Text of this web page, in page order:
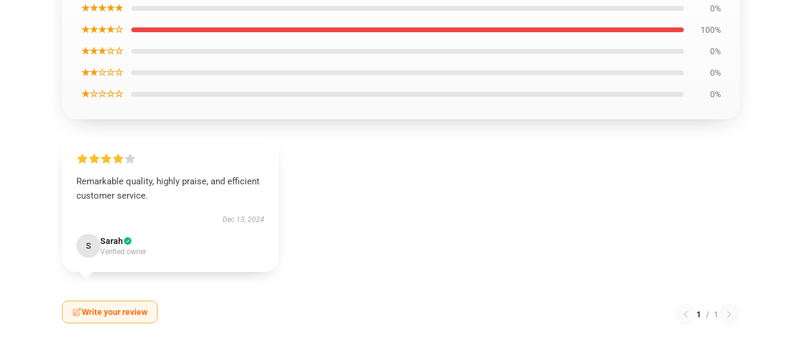
★★★★★ 0%
★★★★☆ 100%
★★★☆☆ 0%
★★☆☆☆ 0%
★☆☆☆☆ 0%
Remarkable quality, highly praise, and efficient
customer service.
Dec 13, 2024
S Sarah
Verified owner
Write your review 1 / 1